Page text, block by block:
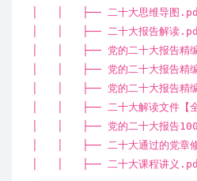
│ │ ├── 二十大思维导图
│ │ ├── 二十大报告解读
│ │ ├── 党的二十大报告精
│ │ ├── 党的二十大报告精
│ │ ├── 党的二十大报告精编
│ │ ├── 二十大解读文件【
│ │ ├── 党的二十大报告100
│ │ ├── 二十大通过的党章
│ │ ├── 二十大课程讲义